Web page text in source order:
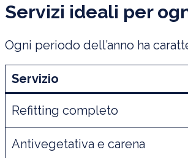
Servizi ideali per
Ogni periodo dell’anno ha
Servizio
Refitting completo
Antivegetativa e carena